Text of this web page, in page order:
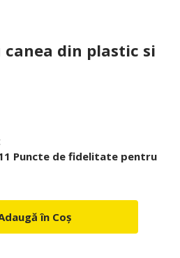
din plastic si
Puncte de fidelitate pentru
în Coș